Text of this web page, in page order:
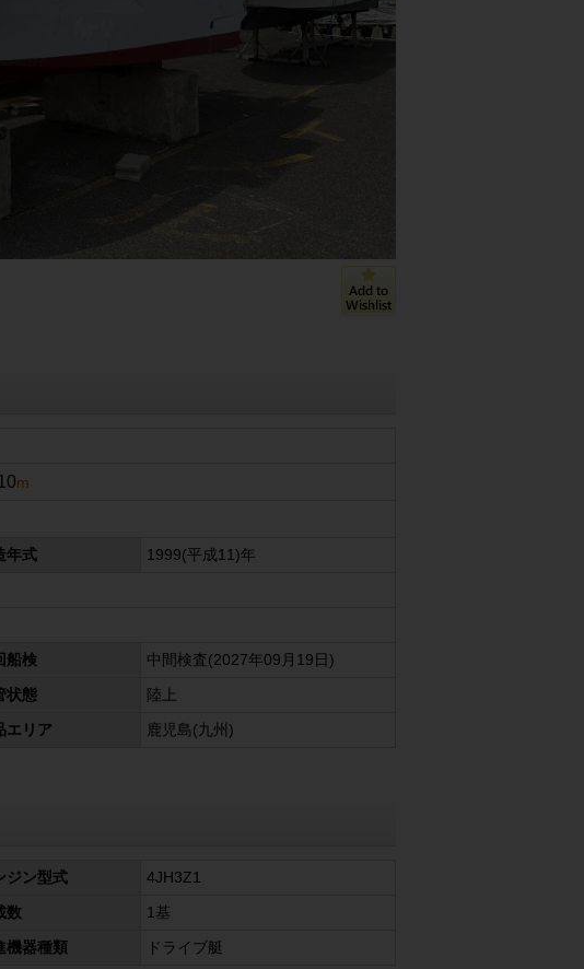
m
年式 1999(平成11)年
船検 中間検査(2027年09月19日)
状態 陸上
エリア 鹿児島(九州)
ジン型式 4JH3Z1
数 1基
機器種類 ドライブ艇